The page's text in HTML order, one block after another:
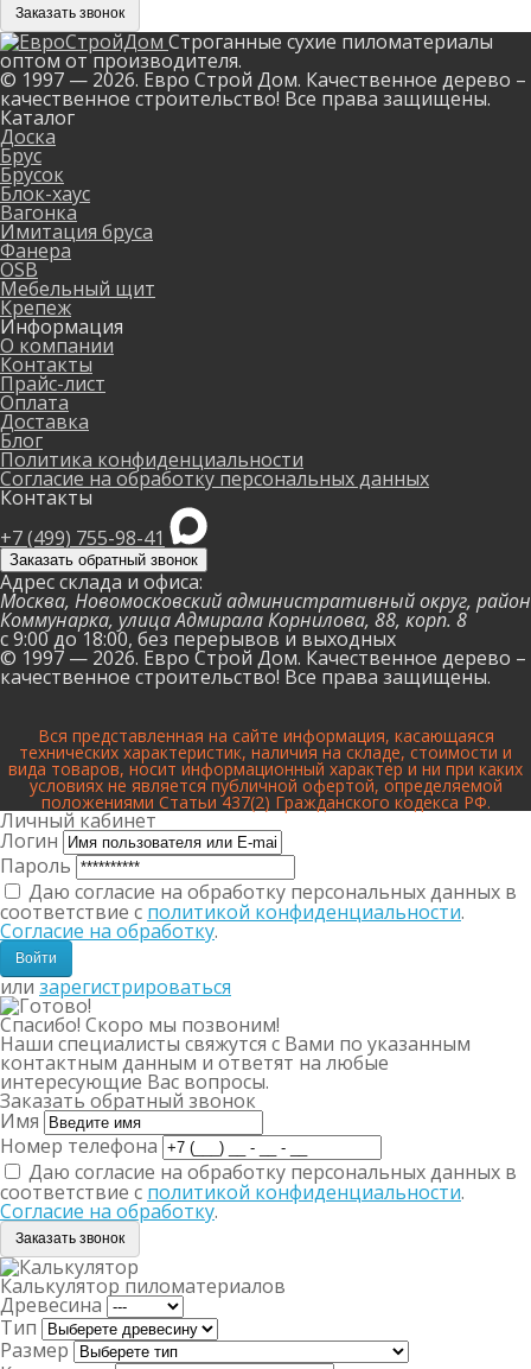
Заказать звонок
Строганные сухие пиломатериалы
оптом от производителя.
© 1997 — 2026. Евро Строй Дом. Качественное дерево –
качественное строительство! Все права защищены.
Каталог
Доска
Брус
Брусок
Блок-хаус
Вагонка
Имитация бруса
Фанера
OSB
Мебельный щит
Крепеж
Информация
О компании
Контакты
Прайс-лист
Оплата
Доставка
Блог
Политика конфиденциальности
Согласие на обработку персональных данных
Контакты
+7 (499) 755-98-41
Заказать обратный звонок
Адрес склада и офиса:
Москва, Новомосковский административный округ, район
Коммунарка, улица Адмирала Корнилова, 88, корп. 8
с 9:00 до 18:00, без перерывов и выходных
© 1997 — 2026. Евро Строй Дом. Качественное дерево –
качественное строительство! Все права защищены.
Вся представленная на сайте информация, касающаяся
технических характеристик, наличия на складе, стоимости и
вида товаров, носит информационный характер и ни при каких
условиях не является публичной офертой, определяемой
положениями Статьи 437(2) Гражданского кодекса РФ.
Личный кабинет
Логин
Пароль
Даю согласие на обработку персональных данных в
соответствие с политикой конфиденциальности.
Согласие на обработку.
или зарегистрироваться
Спасибо! Скоро мы позвоним!
Наши специалисты свяжутся с Вами по указанным
контактным данным и ответят на любые
интересующие Вас вопросы.
Заказать обратный звонок
Имя
Номер телефона
Даю согласие на обработку персональных данных в
соответствие с политикой конфиденциальности.
Согласие на обработку.
Заказать звонок
Калькулятор пиломатериалов
Древесина
Тип
Размер